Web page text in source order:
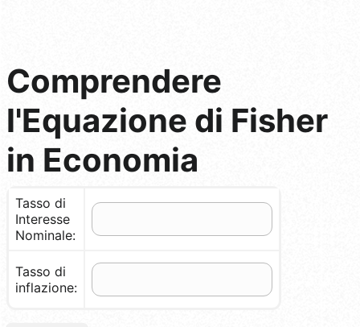
Comprendere
l'Equazione di Fisher
in Economia
Tasso di
Interesse
Nominale:
Tasso di
inflazione: